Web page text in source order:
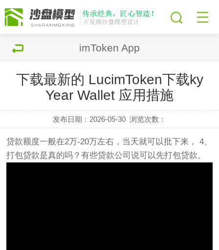
imToken App
下载最新的 LucimToken下载ky
Year Wallet 应用措施
发布日期：2026-05-30 浏览次数：
贷款额度一般在2万-20万左右，当天就可以批下来， 4、
打包贷款是真的吗？有些贷款公司说可以先打包贷款。